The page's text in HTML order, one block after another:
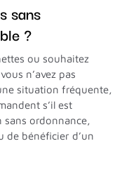
sans
?
ou souhaitez
n’avez pas
situation fréquente,
s’il est
sans ordonnance,
de bénéficier d’un